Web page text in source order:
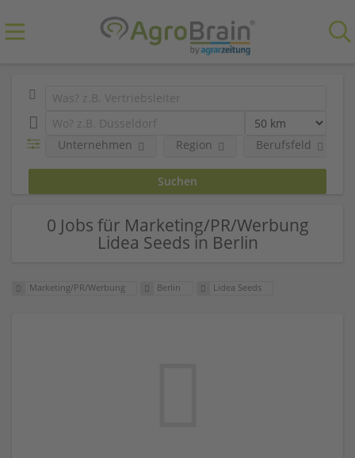
Unternehmen Region Berufsfeld
0 Jobs für Marketing/PR/Werbung
Lidea Seeds in Berlin
Marketing/PR/Werbung Berlin Lidea Seeds